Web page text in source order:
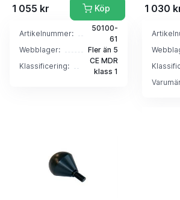
1 055 kr Köp
Artikelnummer:
50100-
61
Webblager:
Fler än 5
Klassificering:
CE MDR
klass 1
1 030